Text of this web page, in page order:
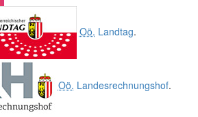
Oö. Landtag.
Oö. Landesrechnungshof.